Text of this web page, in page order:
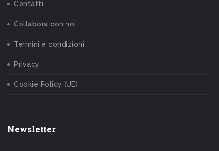
Contatti
Collabora con noi
Termini e condizioni
Privacy
Cookie Policy (UE)
Newsletter